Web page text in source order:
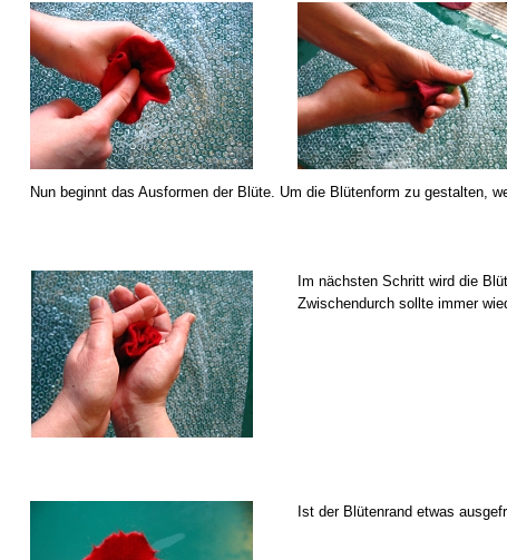
Nun beginnt das Ausformen der Blüte. Um die Blütenform zu gestalten,
Im nächsten Schritt wird die
Zwischendurch sollte immer
Ist der Blütenrand etwas